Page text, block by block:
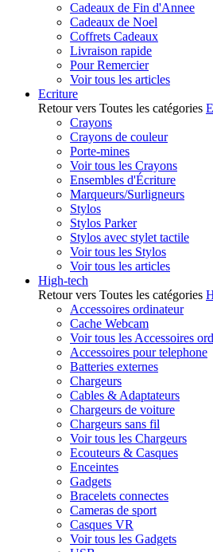
Cadeaux de Fin d'Annee
Cadeaux de Noel
Coffrets Cadeaux
Livraison rapide
Pour Remercier
Voir tous les articles
Ecriture
Retour vers Toutes les catégories
Crayons
Crayons de couleur
Porte-mines
Voir tous les Crayons
Ensembles d'Écriture
Marqueurs/Surligneurs
Stylos
Stylos Parker
Stylos avec stylet tactile
Voir tous les Stylos
Voir tous les articles
High-tech
Retour vers Toutes les catégories
Accessoires ordinateur
Cache Webcam
Voir tous les Accessoires
Accessoires pour telephone
Batteries externes
Chargeurs
Cables & Adaptateurs
Chargeurs de voiture
Chargeurs sans fil
Voir tous les Chargeurs
Ecouteurs & Casques
Enceintes
Gadgets
Bracelets connectes
Cameras de sport
Casques VR
Voir tous les Gadgets